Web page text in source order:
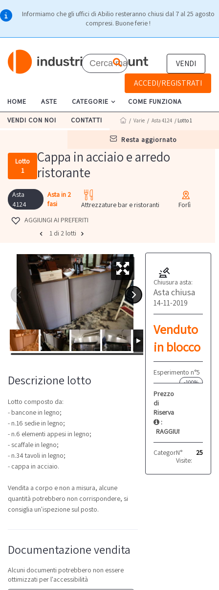
Informiamo che gli uffici di Abilio resteranno chiusi dal 7 al 25 agosto
compresi. Buone ferie !
VENDI
ACCEDI/REGISTRATI
HOME ASTE CATEGORIE COME FUNZIONA
VENDI CON NOI CONTATTI
resta aggiornato
/ Varie / Asta 4124 / Lotto 1
Lotto
1
Cappa in acciaio e arredo
ristorante
Asta
4124
Asta in 2
fasi
Attrezzature bar e ristoranti
Forlì
AGGIUNGI AI PREFERITI
1 di 2 lotti
Chiusura asta:
Asta chiusa
14-11-2019
Venduto
in blocco
Esperimento n°5
-100%
Prezzo
di
Riserva
:
RAGGIUNTO
Categoria:
N°
Visite:
25
Descrizione lotto
Lotto composto da:
- bancone in legno;
- n.16 sedie in legno;
- n.6 elementi appesi in legno;
- scaffale in legno;
- n.34 tavoli in legno;
- cappa in acciaio.
Vendita a corpo e non a misura, alcune
quantità potrebbero non corrispondere, si
consiglia un'ispezione sul posto.
Documentazione vendita
Alcuni documenti potrebbero non essere
ottimizzati per l'accessibilità